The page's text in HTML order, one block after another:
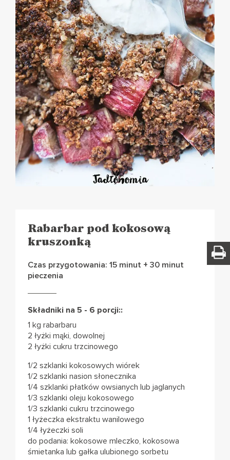
Rabarbar pod kokosową
kruszonką
Czas przygotowania: 15 minut + 30 minut
pieczenia
Składniki na 5 - 6 porcji::
1 kg rabarbaru
2 łyżki mąki, dowolnej
2 łyżki cukru trzcinowego
1/2 szklanki kokosowych wiórek
1/2 szklanki nasion słonecznika
1/4 szklanki płatków owsianych lub jaglanych
1/3 szklanki oleju kokosowego
1/3 szklanki cukru trzcinowego
1 łyżeczka ekstraktu wanilowego
1/4 łyżeczki soli
do podania: kokosowe mleczko, kokosowa
śmietanka lub gałka ulubionego sorbetu